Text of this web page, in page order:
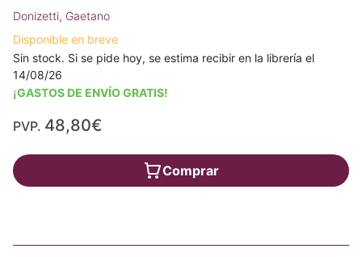
Donizetti, Gaetano
Disponible en breve
Sin stock. Si se pide hoy, se estima recibir en la librería el
14/08/26
¡GASTOS DE ENVÍO GRATIS!
PVP. 48,80€
Comprar